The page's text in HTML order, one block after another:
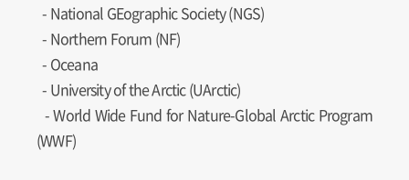
- National GEographic Society (NGS)
- Northern Forum (NF)
- Oceana
- University of the Arctic (UArctic)
- World Wide Fund for Nature-Global Arctic Program
(WWF)